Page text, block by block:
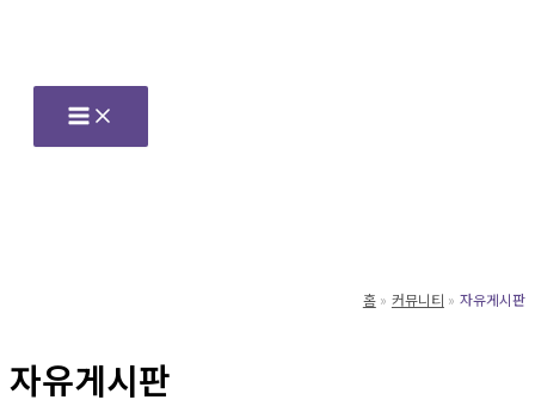
홈 커뮤니티 자유게시판
자유게시판